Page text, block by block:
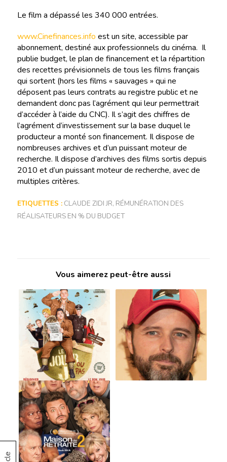
Le film a dépassé les 340 000 entrées.
www.Cinefinances.info est un site, accessible par
abonnement, destiné aux professionnels du cinéma. Il
publie budget, le plan de financement et la répartition
des recettes prévisionnels de tous les films français
qui sortent (hors les films « sauvages » qui ne
déposent pas leurs contrats au registre public et ne
demandent donc pas l’agrément qui leur permettrait
d’accéder à l’aide du CNC). Il s’agit des chiffres de
l’agrément d’investissement sur la base duquel le
producteur a monté son financement. Il dispose de
nombreuses archives et d’un puissant moteur de
recherche. Il dispose d’archives des films sortis depuis
2010 et d’un puissant moteur de recherche, avec de
multiples critères.
ETIQUETTES : CLAUDE ZIDI JR, RÉMUNÉRATION DES
RÉALISATEURS EN % DU BUDGET
Vous aimerez peut-être aussi